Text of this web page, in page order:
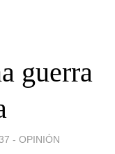
guerra
- OPINIÓN